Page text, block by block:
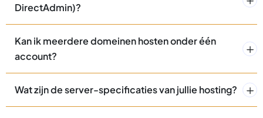
DirectAdmin)?
Kan ik meerdere domeinen hosten onder één
account?
Wat zijn de server-specificaties van jullie hosting?